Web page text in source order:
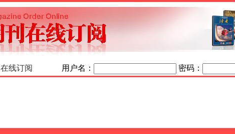
在线订阅 用户名： 密码：